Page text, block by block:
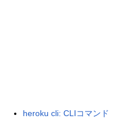
heroku cli: CLIコマンド